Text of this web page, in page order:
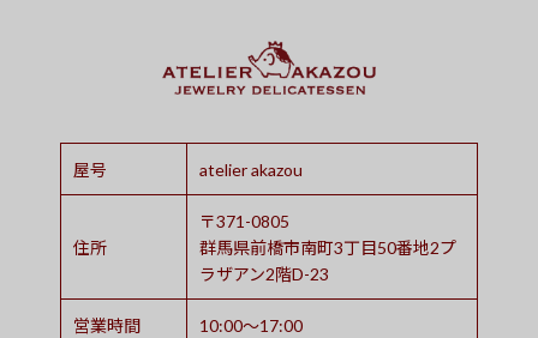
屋号 atelier akazou
住所
〒371-0805
群馬県前橋市南町3丁目50番地2プ
ラザアン2階D-23
営業時間 10:00～17:00